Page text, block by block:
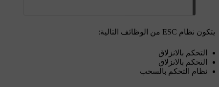
يتكون نظام ESC من الوظائف التالية:
التحكم بالانزلاق
التحكم بالانزلاق
نظام التحكم بالسحب